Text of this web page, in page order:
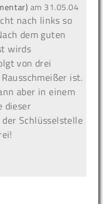
am 31.05.04
nach links so
dem guten
wirds
von drei
ist.
aber in einem
dieser
Schlüsselstelle